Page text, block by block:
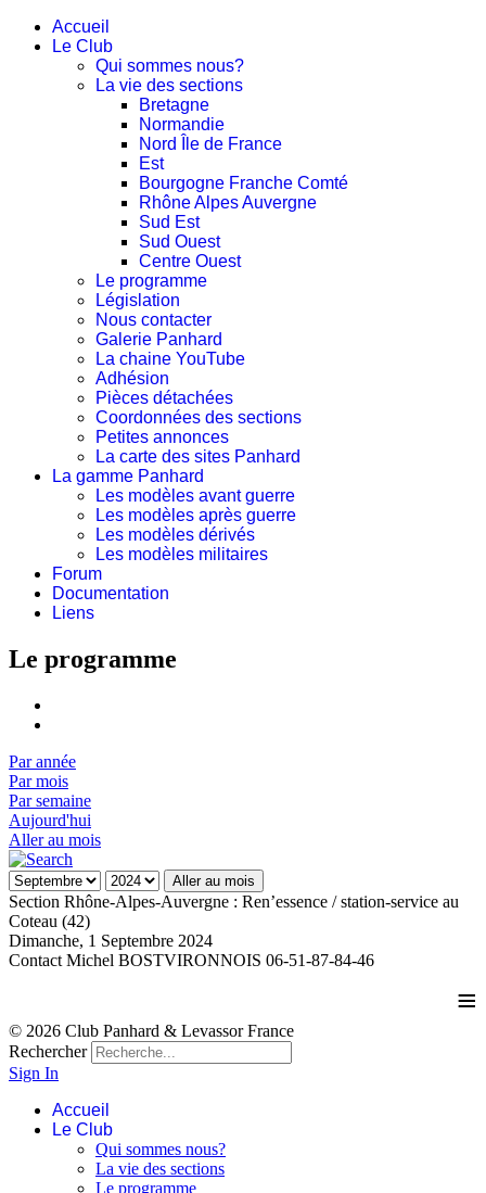
Accueil
Le Club
Qui sommes nous?
La vie des sections
Bretagne
Normandie
Nord Île de France
Est
Bourgogne Franche Comté
Rhône Alpes Auvergne
Sud Est
Sud Ouest
Centre Ouest
Le programme
Législation
Nous contacter
Galerie Panhard
La chaine YouTube
Adhésion
Pièces détachées
Coordonnées des sections
Petites annonces
La carte des sites Panhard
La gamme Panhard
Les modèles avant guerre
Les modèles après guerre
Les modèles dérivés
Les modèles militaires
Forum
Documentation
Liens
Le programme
Par année
Par mois
Par semaine
Aujourd'hui
Aller au mois
Aller au mois
Section Rhône-Alpes-Auvergne : Ren’essence / station-service au
Coteau (42)
Dimanche, 1 Septembre 2024
Contact Michel BOSTVIRONNOIS 06-51-87-84-46
≡
© 2026 Club Panhard & Levassor France
Rechercher
Sign In
Accueil
Le Club
Qui sommes nous?
La vie des sections
Le programme